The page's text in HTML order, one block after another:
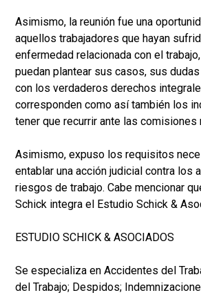
Asimismo, la reunión fue una
aquellos trabajadores que hayan
enfermedad relacionada con el
puedan plantear sus casos, sus
con los verdaderos derechos
corresponden como así también los
tener que recurrir ante las comisiones
Asimismo, expuso los requisitos
entablar una acción judicial contra los
riesgos de trabajo. Cabe mencionar
Schick integra el Estudio Schick &
ESTUDIO SCHICK & ASOCIADOS
Se especializa en Accidentes del
del Trabajo; Despidos;